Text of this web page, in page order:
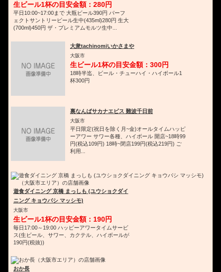
生ビール1杯の目安金額：280円
平日10:00~17:00まで 大瓶ビール390円 パーフ
ェクトサントリービール生中(435ml)280円 生大
(700ml)450円 ザ・プレミアムモルツ生中...
大衆tachinomiいかさまや
大阪市
生ビール1杯の目安金額：300円
18時半迄、ビール・チューハイ・ハイボール1
杯300円
裏なんばサカナエビス 難波千日前
大阪市
平日限定(祝日を除く月~金)オールタイムハッピ
ーアワー サワー各種、ハイボール 開店~18時99
円(税込109円) 18時~閉店199円(税込219円) ご
利用...
遊食ダイニング 京橋 まっしも (ユウショクダイ
ニング キョウバシ マッシモ)
大阪市
生ビール1杯の目安金額：190円
毎日17:00～19:00 ハッピーアワータイムサービ
ス(生ビール、サワー、カクテル、ハイボールが
190円(税抜))
おか長